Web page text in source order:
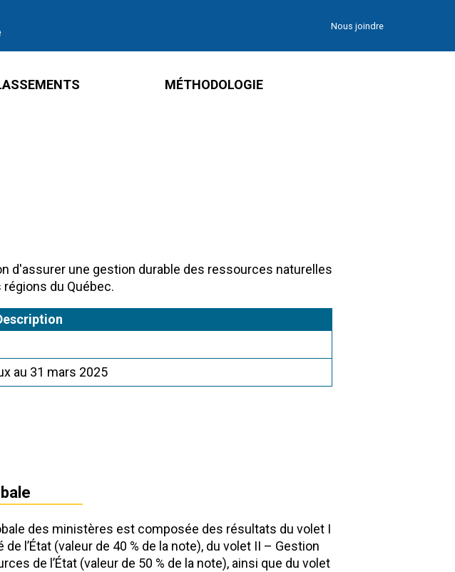
Nous joindre
MÉTHODOLOGIE
d'assurer une gestion durable des ressources naturelles
du Québec.
au 31 mars 2025
des ministères est composée des résultats du volet I
de l’État (valeur de 40 % de la note), du volet II – Gestion
de l’État (valeur de 50 % de la note), ainsi que du volet